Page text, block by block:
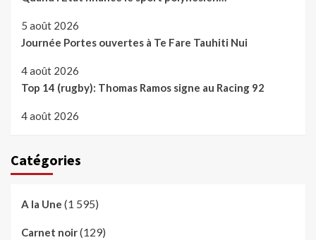
5 août 2026
Journée Portes ouvertes à Te Fare Tauhiti Nui
4 août 2026
Top 14 (rugby): Thomas Ramos signe au Racing 92
4 août 2026
Catégories
A la Une (1 595)
Carnet noir(129)